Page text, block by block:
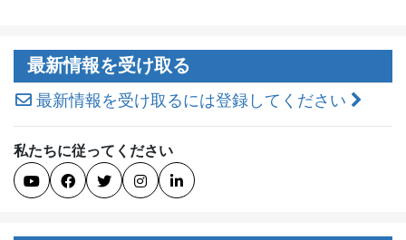
ー
シ
ョ
ン
最新情報を受け取る
最新情報を受け取るには登録してください
私たちに従ってください
    